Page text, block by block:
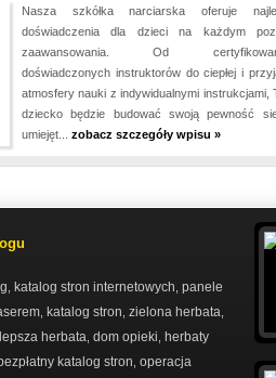
Nasza szkółka narciarska oferuje
doświadczenia dla dzieci na każdym
zaawansowania. Od
doświadczonych instruktorów do ciepłej i
atmosfery nauki z indywidualnymi instrukcjami,
dziecko będzie budować swoją pewność
umiejęt... zobacz szczegóły wpisu »
katalog stron internetowych panele
katalog stron zielona herbata
herbata dom opieki
herbaty
katalog stron operacja